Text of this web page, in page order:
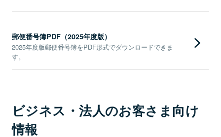
郵便番号簿PDF（2025年度版）
2025年度版郵便番号簿をPDF形式でダウンロードできま
す。
ビジネス・法人のお客さま向け
情報